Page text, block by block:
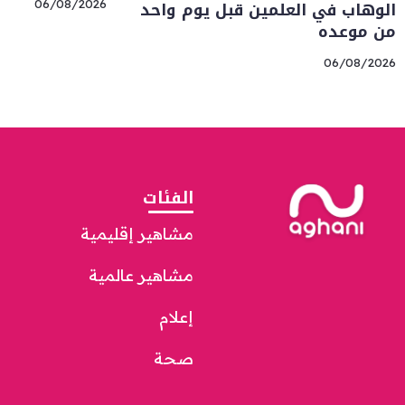
الوهاب في العلمين قبل يوم واحد
من موعده
06/08/2026
06/08/2026
الفئات
مشاهير إقليمية
مشاهير عالمية
إعلام
صحة